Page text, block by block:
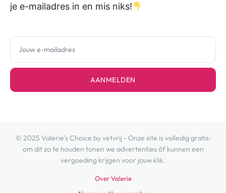
je e-mailadres in en mis niks!
AANMELDEN
© 2025 Valerie's Choice by vetvrij - Onze site is volledig gratis:
om dit zo te houden tonen we advertenties óf kunnen een
vergoeding krijgen voor jouw klik.
Over Valerie